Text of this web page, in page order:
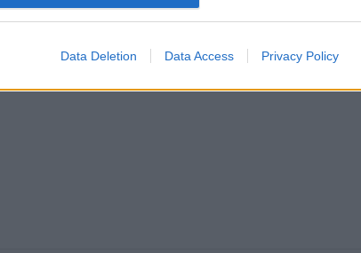
Data Deletion Data Access Privacy Policy